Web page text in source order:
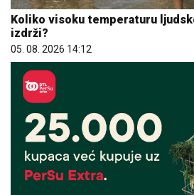
Koliko visoku temperaturu
izdrži?
05. 08. 2026 14:12